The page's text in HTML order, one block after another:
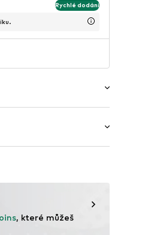
Rychlé dodání
, které můžeš